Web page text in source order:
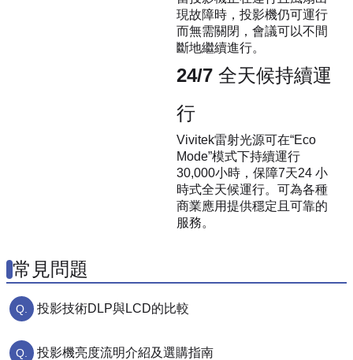
現故障時，投影機仍可運行
而無需關閉，會議可以不間
斷地繼續進行。
24/7 全天候持續運
行
Vivitek雷射光源可在“Eco
Mode”模式下持續運行
30,000小時，保障7天24 小
時式全天候運行。可為各種
商業應用提供穩定且可靠的
服務。
常見問題
投影技術DLP與LCD的比較
投影機亮度流明介紹及選購指南